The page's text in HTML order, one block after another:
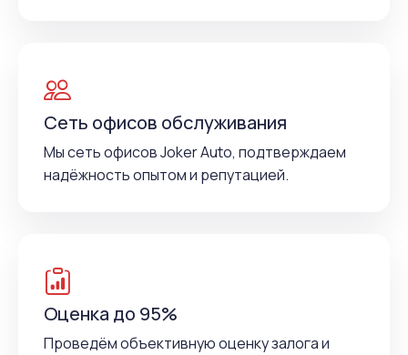
Сеть офисов обслуживания
Мы сеть офисов Joker Auto, подтверждаем
надёжность опытом и репутацией.
Оценка до 95%
Проведём объективную оценку залога и